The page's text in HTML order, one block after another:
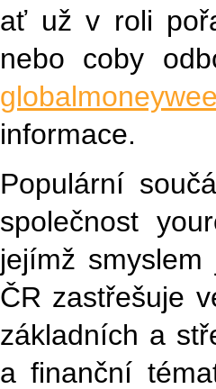
ať už v roli
nebo coby
informace.
Populární
společnost
jejímž
ČR zastřešuje
základních a
a finanční